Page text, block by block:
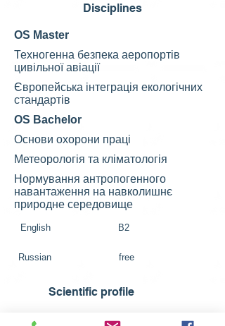
Disciplines
OS Master
Техногенна безпека аеропортів
цивільної авіації
Європейська інтеграція екологічних
стандартів
OS Bachelor
Основи охорони праці
Метеорологія та кліматологія
Нормування антропогенного
навантаження на навколишнє
природне середовище
English B2
Russian free
Scientific profile
SCOPUS